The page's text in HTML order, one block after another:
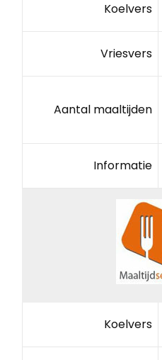
Koelvers
Vriesvers
Aantal maaltijden
Informatie
Koelvers